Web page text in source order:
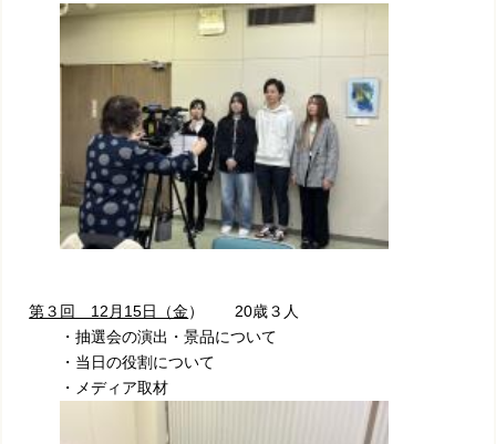
第３回 12月15日（金） 20歳３人
・抽選会の演出・景品について
・当日の役割について
・メディア取材